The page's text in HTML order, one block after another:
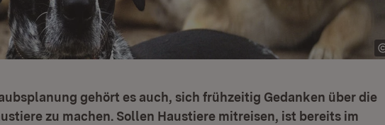
gehört es auch, sich frühzeitig Gedanken über die
zu machen. Sollen Haustiere mitreisen, ist bereits im